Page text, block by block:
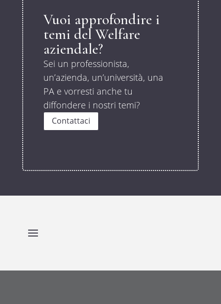
Vuoi approfondire i
temi del Welfare
aziendale?
Sei un professionista,
un’azienda, un’università, una
PA e vorresti anche tu
diffondere i nostri temi?
Contattaci